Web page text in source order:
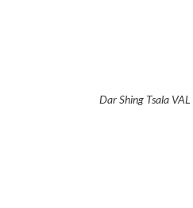
Dar Shing Tsala